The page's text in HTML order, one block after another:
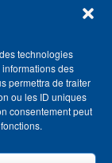
technologies
des
permettra de traiter
ou les ID uniques
consentement peut